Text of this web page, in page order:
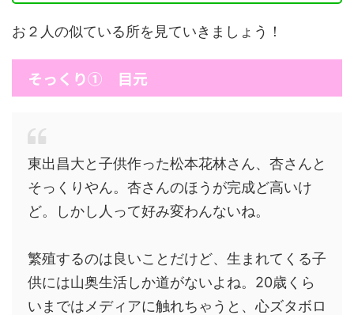
お２人の似ている所を見ていきましょう！
そっくり① 目元
東出昌大と子供作った松本花林さん、杏さんと
そっくりやん。杏さんのほうが完成ど高いけ
ど。しかし人って好み変わんないね。
繁殖するのは良いことだけど、生まれてくる子
供には山奥生活しか道がないよね。20歳くら
いまではメディアに触れちゃうと、心ズタボロ